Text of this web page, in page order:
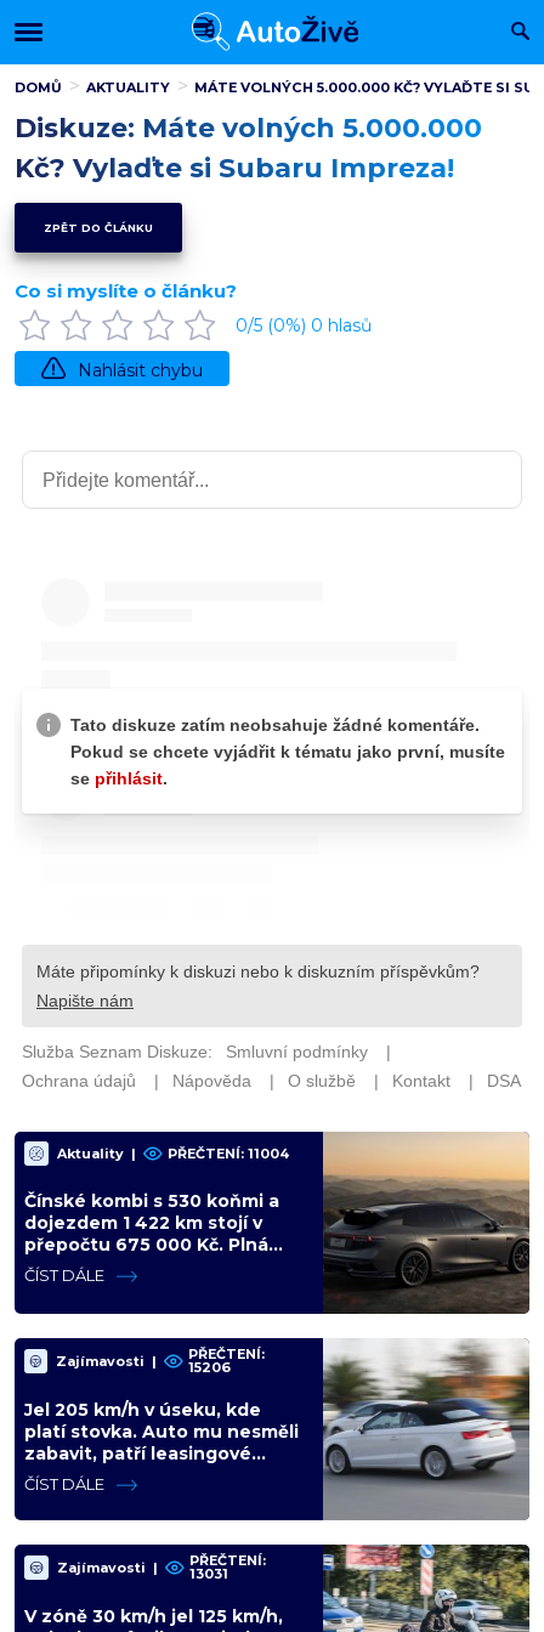
DOMŮ AKTUALITY MÁTE VOLNÝCH 5.000.000 KČ? VYLAĎTE SI
Diskuze: Máte volných 5.000.000
Kč? Vylaďte si Subaru Impreza!
ZPĚT DO ČLÁNKU
Co si myslíte o článku?
0/5 (0%) 0 hlasů
Nahlásit chybu
Aktuality | PŘEČTENÍ: 11004
Čínské kombi s 530 koňmi a
dojezdem 1 422 km stojí v
přepočtu 675 000 Kč. Plná
výbava je v ceně, VW a BMW
mají problém
ČÍST DÁLE
Zajímavosti | PŘEČTENÍ:
15206
Jel 205 km/h v úseku, kde
platí stovka. Auto mu nesměli
zabavit, patří leasingové
firmě. Úřad si ale poradil jinak
ČÍST DÁLE
Zajímavosti | PŘEČTENÍ:
13031
V zóně 30 km/h jel 125 km/h,